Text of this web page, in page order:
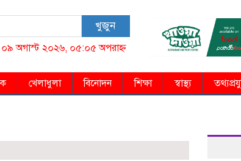
খুজুন
০৯ অগাস্ট ২০২৬, ০৫:০৫ অপরাহ্ন
খেলাধুলা বিনোদন শিক্ষা স্বাস্থ্য